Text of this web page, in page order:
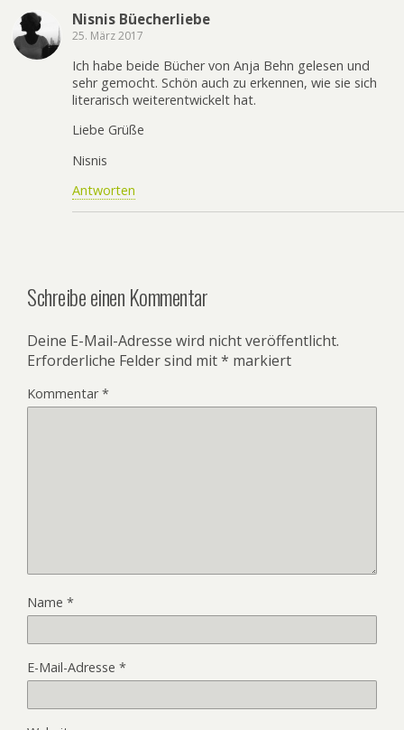
Nisnis Büecherliebe
25. März 2017
Ich habe beide Bücher von Anja Behn gelesen und
sehr gemocht. Schön auch zu erkennen, wie sie sich
literarisch weiterentwickelt hat.
Liebe Grüße
Nisnis
Antworten
Schreibe einen Kommentar
Deine E-Mail-Adresse wird nicht veröffentlicht.
Erforderliche Felder sind mit* markiert
Kommentar*
Name *
E-Mail-Adresse *